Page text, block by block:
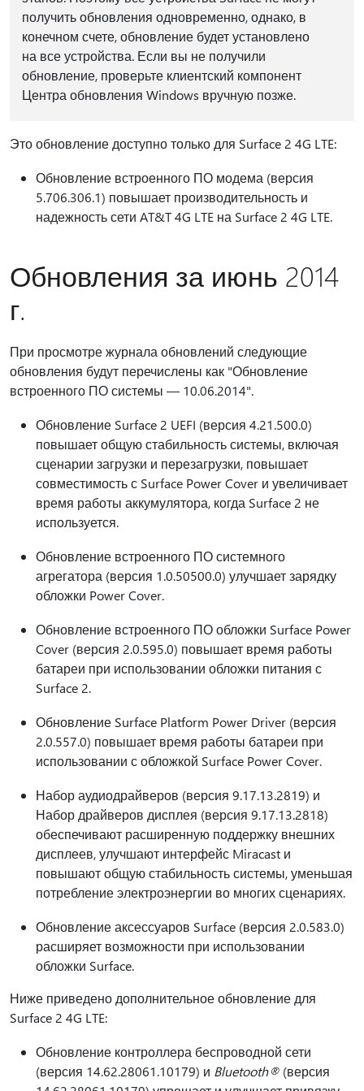
получить обновления одновременно, однако, в
конечном счете, обновление будет установлено
на все устройства. Если вы не получили
обновление, проверьте клиентский компонент
Центра обновления Windows вручную позже.
Это обновление доступно только для Surface 2 4G LTE:
Обновление встроенного ПО модема (версия
5.706.306.1) повышает производительность и
надежность сети AT&T 4G LTE на Surface 2 4G LTE.
Обновления за июнь 2014
г.
При просмотре журнала обновлений следующие
обновления будут перечислены как "Обновление
встроенного ПО системы — 10.06.2014".
Обновление Surface 2 UEFI (версия 4.21.500.0)
повышает общую стабильность системы, включая
сценарии загрузки и перезагрузки, повышает
совместимость с Surface Power Cover и увеличивает
время работы аккумулятора, когда Surface 2 не
используется.
Обновление встроенного ПО системного
агрегатора (версия 1.0.50500.0) улучшает зарядку
обложки Power Cover.
Обновление встроенного ПО обложки Surface Power
Cover (версия 2.0.595.0) повышает время работы
батареи при использовании обложки питания с
Surface 2.
Обновление Surface Platform Power Driver (версия
2.0.557.0) повышает время работы батареи при
использовании с обложкой Surface Power Cover.
Набор аудиодрайверов (версия 9.17.13.2819) и
Набор драйверов дисплея (версия 9.17.13.2818)
обеспечивают расширенную поддержку внешних
дисплеев, улучшают интерфейс Miracast и
повышают общую стабильность системы, уменьшая
потребление электроэнергии во многих сценариях.
Обновление аксессуаров Surface (версия 2.0.583.0)
расширяет возможности при использовании
обложки Surface.
Ниже приведено дополнительное обновление для
Surface 2 4G LTE:
Обновление контроллера беспроводной сети
(версия 14.62.28061.10179) и Bluetooth® (версия